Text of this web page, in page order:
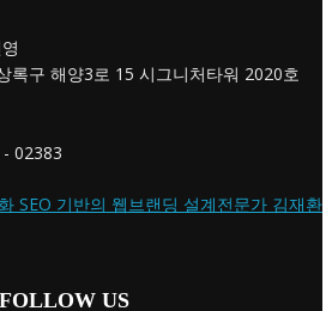
록구 해양3로 15 시그니처타워 2020호
02383
SEO 기반의 웹브랜딩 설계전문가 김재환
FOLLOW US